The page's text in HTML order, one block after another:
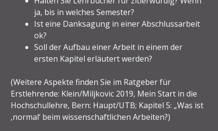
ja, bis in welches Semester?
Ist eine Danksagung in einer Abschlussarbeit
ok?
Soll der Aufbau einer Arbeit in einem der
ersten Kapitel erläutert werden?
(Weitere Aspekte finden Sie im Ratgeber für
Erstlehrende: Klein/Miljkovic 2019, Mein Start in die
Hochschullehre, Bern: Haupt/UTB; Kapitel 5: „Was ist
‚normal‘ beim wissenschaftlichen Arbeiten?)